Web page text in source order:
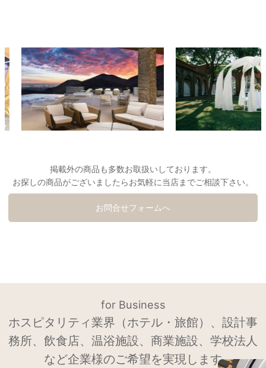
掲載外の商品も多数お取扱いしております。
お探しの商品がございましたらお気軽に当店までご相談下さい。
お問合せフォームへ
for Business
ホスピタリティ業界（ホテル・旅館）、設計事
務所、飲食店、温浴施設、商業施設、学校法人
など企業様のご希望を実現します